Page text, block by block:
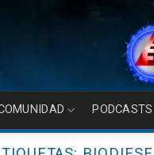
PODCASTS